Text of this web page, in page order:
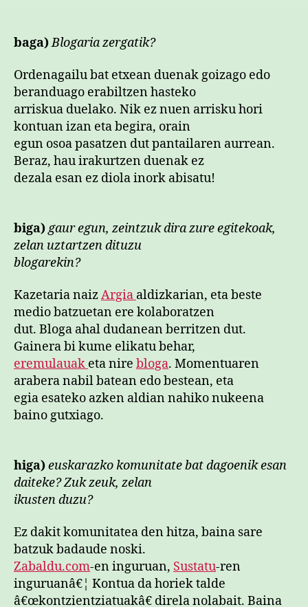
baga)Blogaria zergatik?
Ordenagailu bat etxean duenak goizago edo
beranduago erabiltzen hasteko
arriskua duelako. Nik ez nuen arrisku hori
kontuan izan eta begira, orain
egun osoa pasatzen dut pantailaren aurrean.
Beraz, hau irakurtzen duenak ez
dezala esan ez diola inork abisatu!
biga)gaur egun, zeintzuk dira zure egitekoak,
zelan uztartzen dituzu
blogarekin?
Kazetaria naizArgia aldizkarian, eta beste
medio batzuetan ere kolaboratzen
dut. Bloga ahal dudanean berritzen dut.
Gainera bi kume elikatu behar,
eremulauak eta nire bloga. Momentuaren
arabera nabil batean edo bestean, eta
egia esateko azken aldian nahiko nukeena
baino gutxiago.
higa)euskarazko komunitate bat dagoenik esan
daiteke? Zuk zeuk, zelan
ikusten duzu?
Ez dakit komunitatea den hitza, baina sare
batzuk badaude noski.
Zabaldu.com-en inguruan, Sustatu-ren
inguruanâ€¦ Kontua da horiek talde
â€œkontzientziatuakâ€ direla nolabait. Baina